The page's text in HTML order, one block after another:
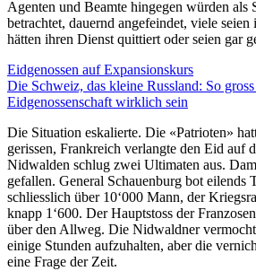
Agenten und Beamte hingegen würden als
betrachtet, dauernd angefeindet, viele seien
hätten ihren Dienst quittiert oder seien gar
Eidgenossen auf Expansionskurs
Die Schweiz, das kleine Russland: So
Eidgenossenschaft wirklich sein
Die Situation eskalierte. Die «Patrioten»
gerissen, Frankreich verlangte den Eid auf
Nidwalden schlug zwei Ultimaten aus.
gefallen. General Schauenburg bot eilends
schliesslich über 10‘000 Mann, der
knapp 1‘600. Der Hauptstoss der
über den Allweg. Die Nidwaldner
einige Stunden aufzuhalten, aber die
eine Frage der Zeit.